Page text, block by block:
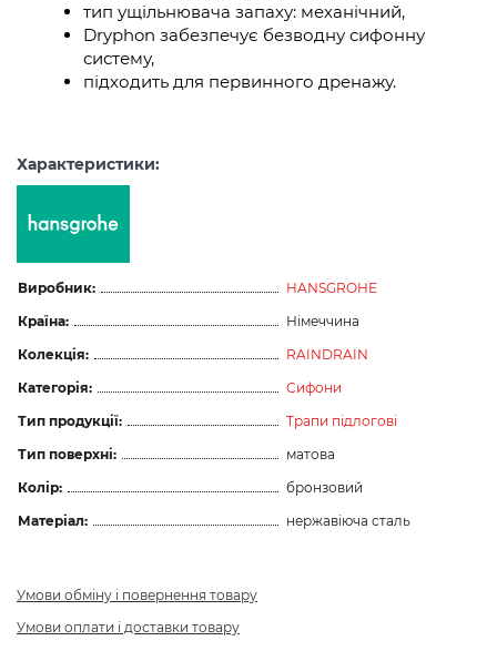
тип ущільнювача запаху: механічний,
Dryphon забезпечує безводну сифонну
систему,
підходить для первинного дренажу.
Характеристики:
Виробник:
HANSGROHE
Країна:
Німеччина
Колекція:
RAINDRAIN
Категорія:
Сифони
Тип продукції:
Трапи підлогові
Тип поверхні:
матова
Колір:
бронзовий
Матеріал:
нержавіюча сталь
Умови обміну і повернення товару
Умови оплати і доставки товару